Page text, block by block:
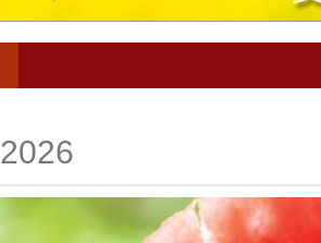
2026